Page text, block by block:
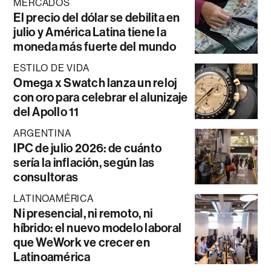
MERCADOS
El precio del dólar se debilita en
julio y América Latina tiene la
moneda más fuerte del mundo
ESTILO DE VIDA
Omega x Swatch lanza un reloj
con oro para celebrar el alunizaje
del Apollo 11
ARGENTINA
IPC de julio 2026: de cuánto
sería la inflación, según las
consultoras
LATINOAMÉRICA
Ni presencial, ni remoto, ni
híbrido: el nuevo modelo laboral
que WeWork ve crecer en
Latinoamérica